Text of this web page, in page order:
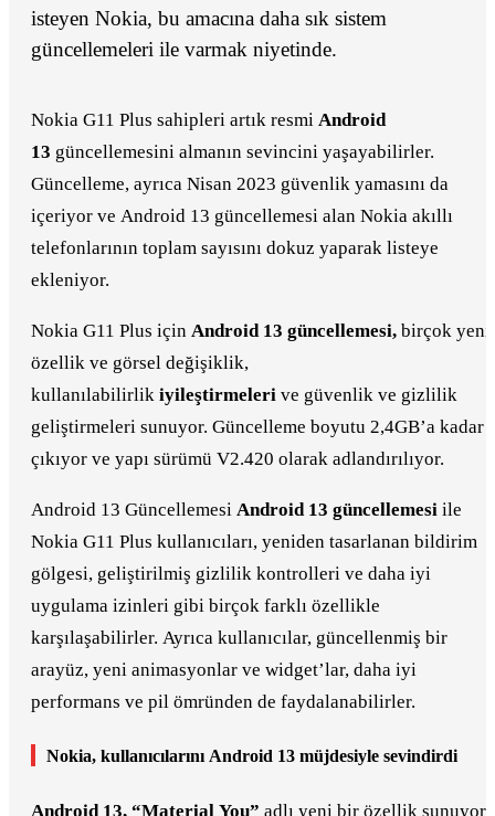
isteyen Nokia, bu amacına daha sık sistem
güncellemeleri ile varmak niyetinde.
Nokia G11 Plus sahipleri artık resmi Android
13 güncellemesini almanın sevincini yaşayabilirler.
Güncelleme, ayrıca Nisan 2023 güvenlik yamasını da
içeriyor ve Android 13 güncellemesi alan Nokia akıllı
telefonlarının toplam sayısını dokuz yaparak listeye
ekleniyor.
Nokia G11 Plus için Android 13 güncellemesi, birçok yeni
özellik ve görsel değişiklik,
kullanılabilirlik iyileştirmeleri ve güvenlik ve gizlilik
geliştirmeleri sunuyor. Güncelleme boyutu 2,4GB’a kadar
çıkıyor ve yapı sürümü V2.420 olarak adlandırılıyor.
Android 13 Güncellemesi Android 13 güncellemesi ile
Nokia G11 Plus kullanıcıları, yeniden tasarlanan bildirim
gölgesi, geliştirilmiş gizlilik kontrolleri ve daha iyi
uygulama izinleri gibi birçok farklı özellikle
karşılaşabilirler. Ayrıca kullanıcılar, güncellenmiş bir
arayüz, yeni animasyonlar ve widget’lar, daha iyi
performans ve pil ömründen de faydalanabilirler.
Nokia, kullanıcılarını Android 13 müjdesiyle sevindirdi
Android 13, “Material You” adlı yeni bir özellik sunuyor.